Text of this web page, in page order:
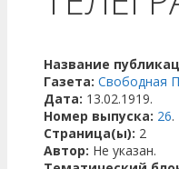
Название
Газета: Свободная
Дата: 13.02.1919.
Номер выпуска: 26.
Страница(ы): 2
Автор: Не указан.